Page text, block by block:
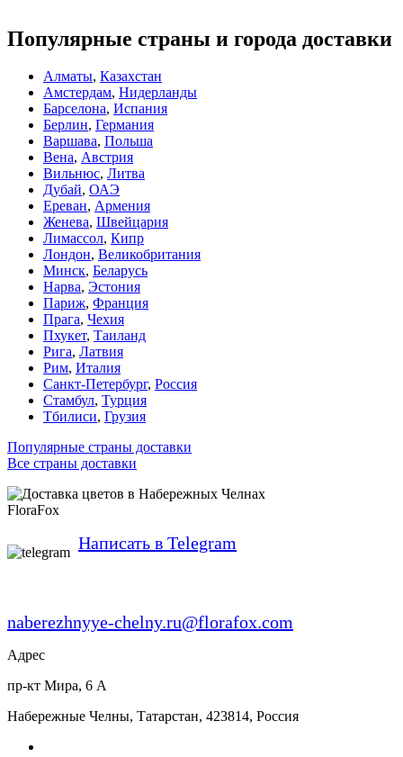
Популярные страны и города доставки
Алматы, Казахстан
Амстердам, Нидерланды
Барселона, Испания
Берлин, Германия
Варшава, Польша
Вена, Австрия
Вильнюс, Литва
Дубай, ОАЭ
Ереван, Армения
Женева, Швейцария
Лимассол, Кипр
Лондон, Великобритания
Минск, Беларусь
Нарва, Эстония
Париж, Франция
Прага, Чехия
Пхукет, Таиланд
Рига, Латвия
Рим, Италия
Санкт-Петербург, Россия
Стамбул, Турция
Тбилиси, Грузия
Популярные страны доставки
Все страны доставки
FloraFox
Написать в Telegram
naberezhnyye-chelny.ru@florafox.com
Адрес
пр-кт Мира, 6 А
Набережные Челны, Татарстан, 423814, Россия